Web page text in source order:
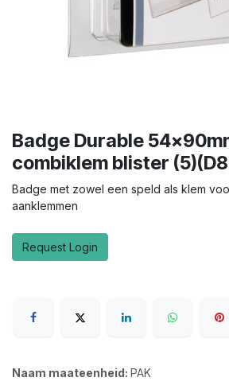
Badge Durable
combiklem blister
Badge met zowel een speld als klem
aanklemmen
Request Login
Naam maateenheid: PAK